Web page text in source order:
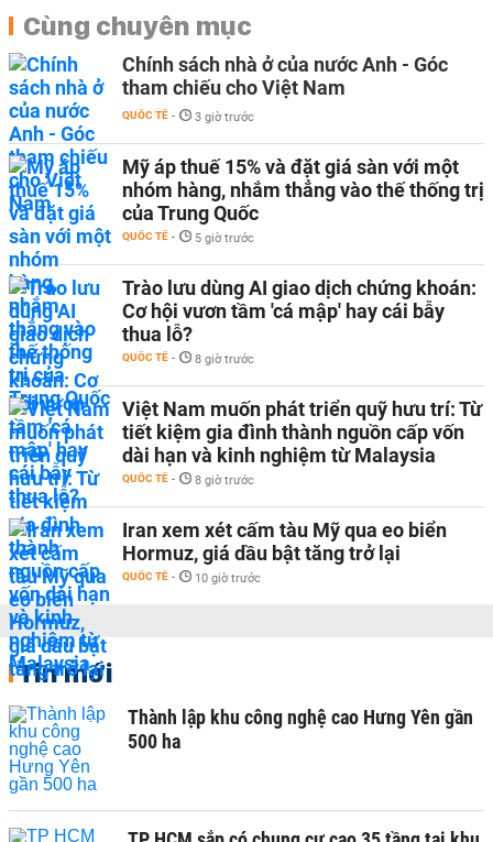
Cùng chuyên mục
Chính sách nhà ở của nước Anh - Góc
tham chiếu cho Việt Nam
QUỐC TẾ - 3 giờ trước
Mỹ áp thuế 15% và đặt giá sàn với một
nhóm hàng, nhắm thẳng vào thế thống trị
của Trung Quốc
QUỐC TẾ - 5 giờ trước
Trào lưu dùng AI giao dịch chứng khoán:
Cơ hội vươn tầm 'cá mập' hay cái bẫy
thua lỗ?
QUỐC TẾ - 8 giờ trước
Việt Nam muốn phát triển quỹ hưu trí: Từ
tiết kiệm gia đình thành nguồn cấp vốn
dài hạn và kinh nghiệm từ Malaysia
QUỐC TẾ - 8 giờ trước
Iran xem xét cấm tàu Mỹ qua eo biển
Hormuz, giá dầu bật tăng trở lại
QUỐC TẾ - 10 giờ trước
Tin mới
Thành lập khu công nghệ cao Hưng Yên gần
500 ha